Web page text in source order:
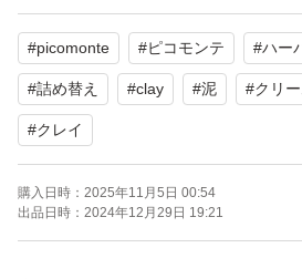
のシャンプーです。
クレイ成分が含まれており、頭皮
着して取り除き、洗浄力を高めま
がりを実現し、髪や地肌に潤いを与
#picomonte #ピコモンテ #ハー
#詰め替え #clay #泥 #クリ
#クレイ
購入日時： 2025年11月5日 00:54
出品日時： 2024年12月29日 19:21